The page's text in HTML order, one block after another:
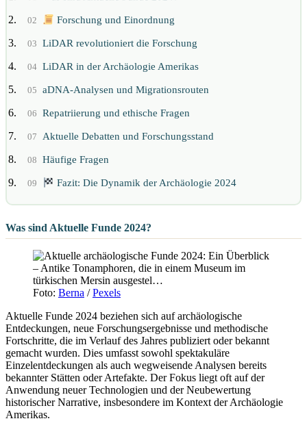
02 Forschung und Einordnung
03 LiDAR revolutioniert die Forschung
04 LiDAR in der Archäologie Amerikas
05 aDNA-Analysen und Migrationsrouten
06 Repatriierung und ethische Fragen
07 Aktuelle Debatten und Forschungsstand
08 Häufige Fragen
09 Fazit: Die Dynamik der Archäologie 2024
Was sind Aktuelle Funde 2024?
Foto: Berna /Pexels
Aktuelle Funde 2024 beziehen sich auf archäologische
Entdeckungen, neue Forschungsergebnisse und methodische
Fortschritte, die im Verlauf des Jahres publiziert oder bekannt
gemacht wurden. Dies umfasst sowohl spektakuläre
Einzelentdeckungen als auch wegweisende Analysen bereits
bekannter Stätten oder Artefakte. Der Fokus liegt oft auf der
Anwendung neuer Technologien und der Neubewertung
historischer Narrative, insbesondere im Kontext der Archäologie
Amerikas.